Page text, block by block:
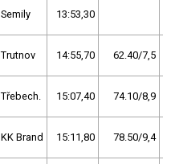
Semily 13:53,30
Trutnov 14:55,70 62.40/7,5
Třebech. 15:07,40 74.10/8,9
KK Brand 15:11,80 78.50/9,4